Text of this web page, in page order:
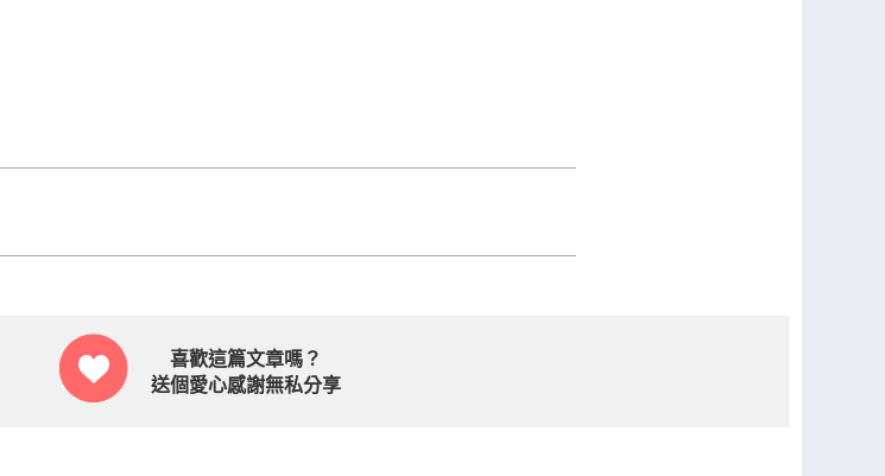
喜歡這篇文章嗎？
送個愛心感謝無私分享